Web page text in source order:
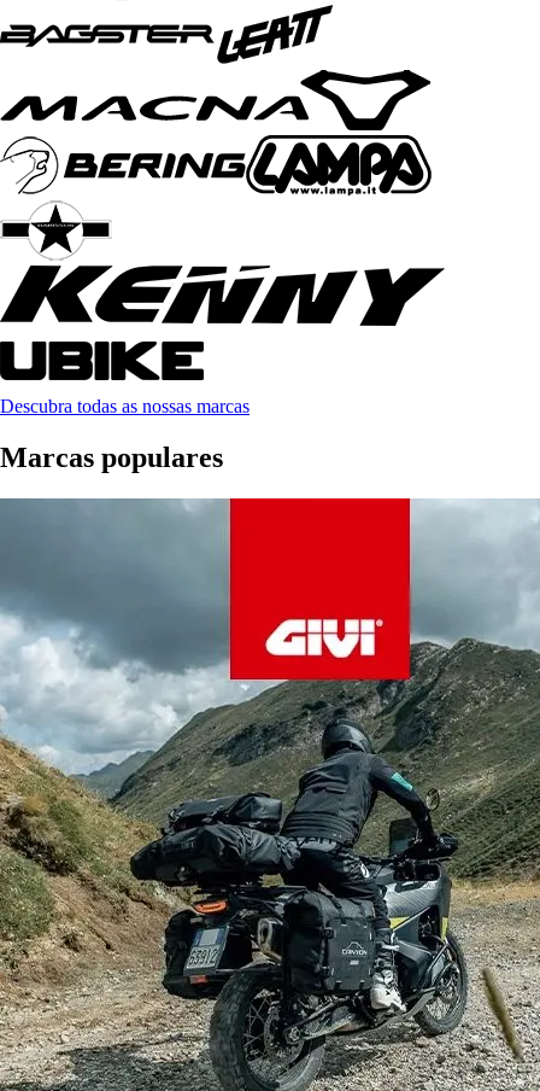
Descubra todas as nossas marcas
Marcas populares